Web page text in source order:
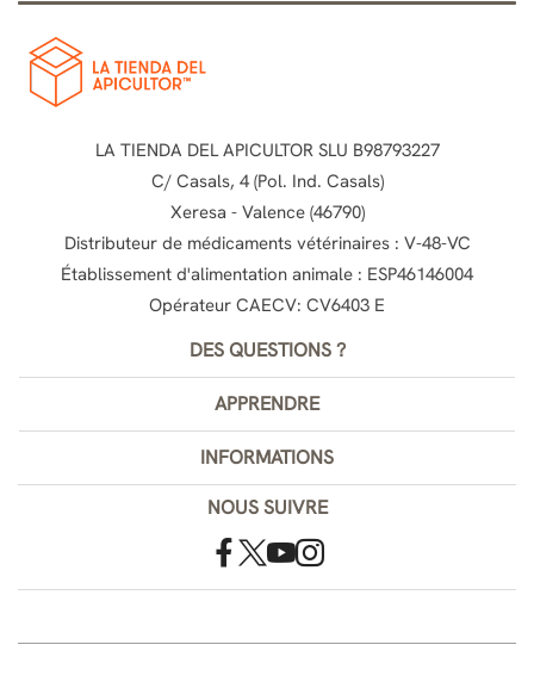
LA TIENDA DEL APICULTOR SLU B98793227
C/ Casals, 4 (Pol. Ind. Casals)
Xeresa - Valence (46790)
Distributeur de médicaments vétérinaires : V-48-VC
Établissement d'alimentation animale : ESP46146004
Opérateur CAECV: CV6403 E
DES QUESTIONS ?
APPRENDRE
INFORMATIONS
NOUS SUIVRE